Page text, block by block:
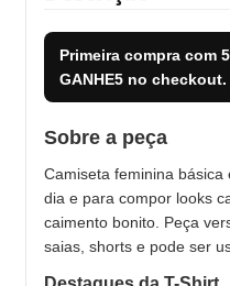
Primeira compra com
GANHE5 no checkout.
Sobre a peça
Camiseta feminina
dia e para compor looks
caimento bonito. Peça
saias, shorts e pode ser